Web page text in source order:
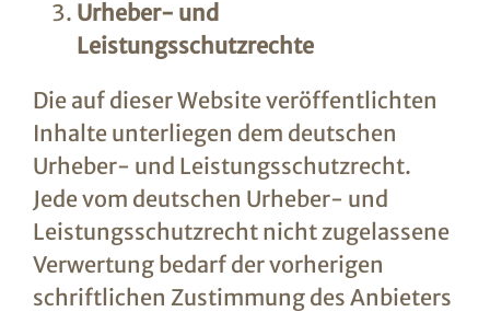
Urheber- und
Leistungsschutzrechte
Die auf dieser Website veröffentlichten
Inhalte unterliegen dem deutschen
Urheber- und Leistungsschutzrecht.
Jede vom deutschen Urheber- und
Leistungsschutzrecht nicht zugelassene
Verwertung bedarf der vorherigen
schriftlichen Zustimmung des Anbieters